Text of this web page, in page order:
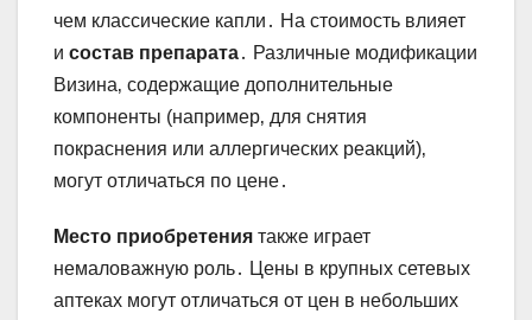
чем классические капли․ На стоимость влияет
и состав препарата․ Различные модификации
Визина‚ содержащие дополнительные
компоненты (например‚ для снятия
покраснения или аллергических реакций)‚
могут отличаться по цене․
Место приобретения также играет
немаловажную роль․ Цены в крупных сетевых
аптеках могут отличаться от цен в небольших